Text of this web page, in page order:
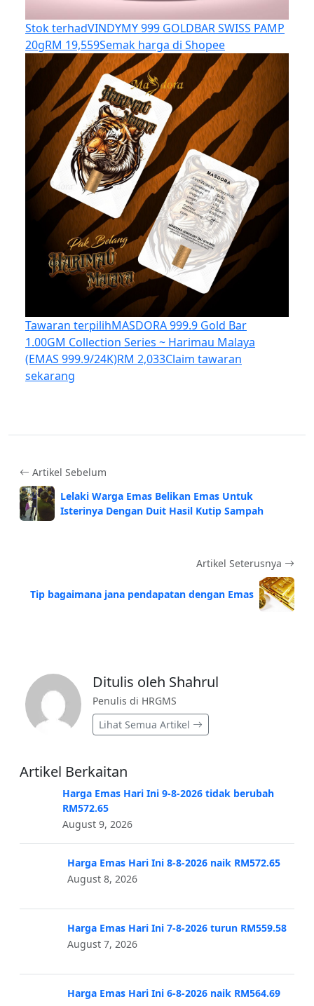
Stok terhadVINDYMY 999 GOLDBAR SWISS PAMP
20gRM 19,559Semak harga di Shopee
Tawaran terpilihMASDORA 999.9 Gold Bar
1.00GM Collection Series ~ Harimau Malaya
(EMAS 999.9/24K)RM 2,033Claim tawaran
sekarang
Artikel Sebelum
Lelaki Warga Emas Belikan Emas Untuk
Isterinya Dengan Duit Hasil Kutip Sampah
Artikel Seterusnya
Tip bagaimana jana pendapatan dengan Emas
Ditulis oleh Shahrul
Penulis di HRGMS
Lihat Semua Artikel
Artikel Berkaitan
Harga Emas Hari Ini 9-8-2026 tidak berubah
RM572.65
August 9, 2026
Harga Emas Hari Ini 8-8-2026 naik RM572.65
August 8, 2026
Harga Emas Hari Ini 7-8-2026 turun RM559.58
August 7, 2026
Harga Emas Hari Ini 6-8-2026 naik RM564.69